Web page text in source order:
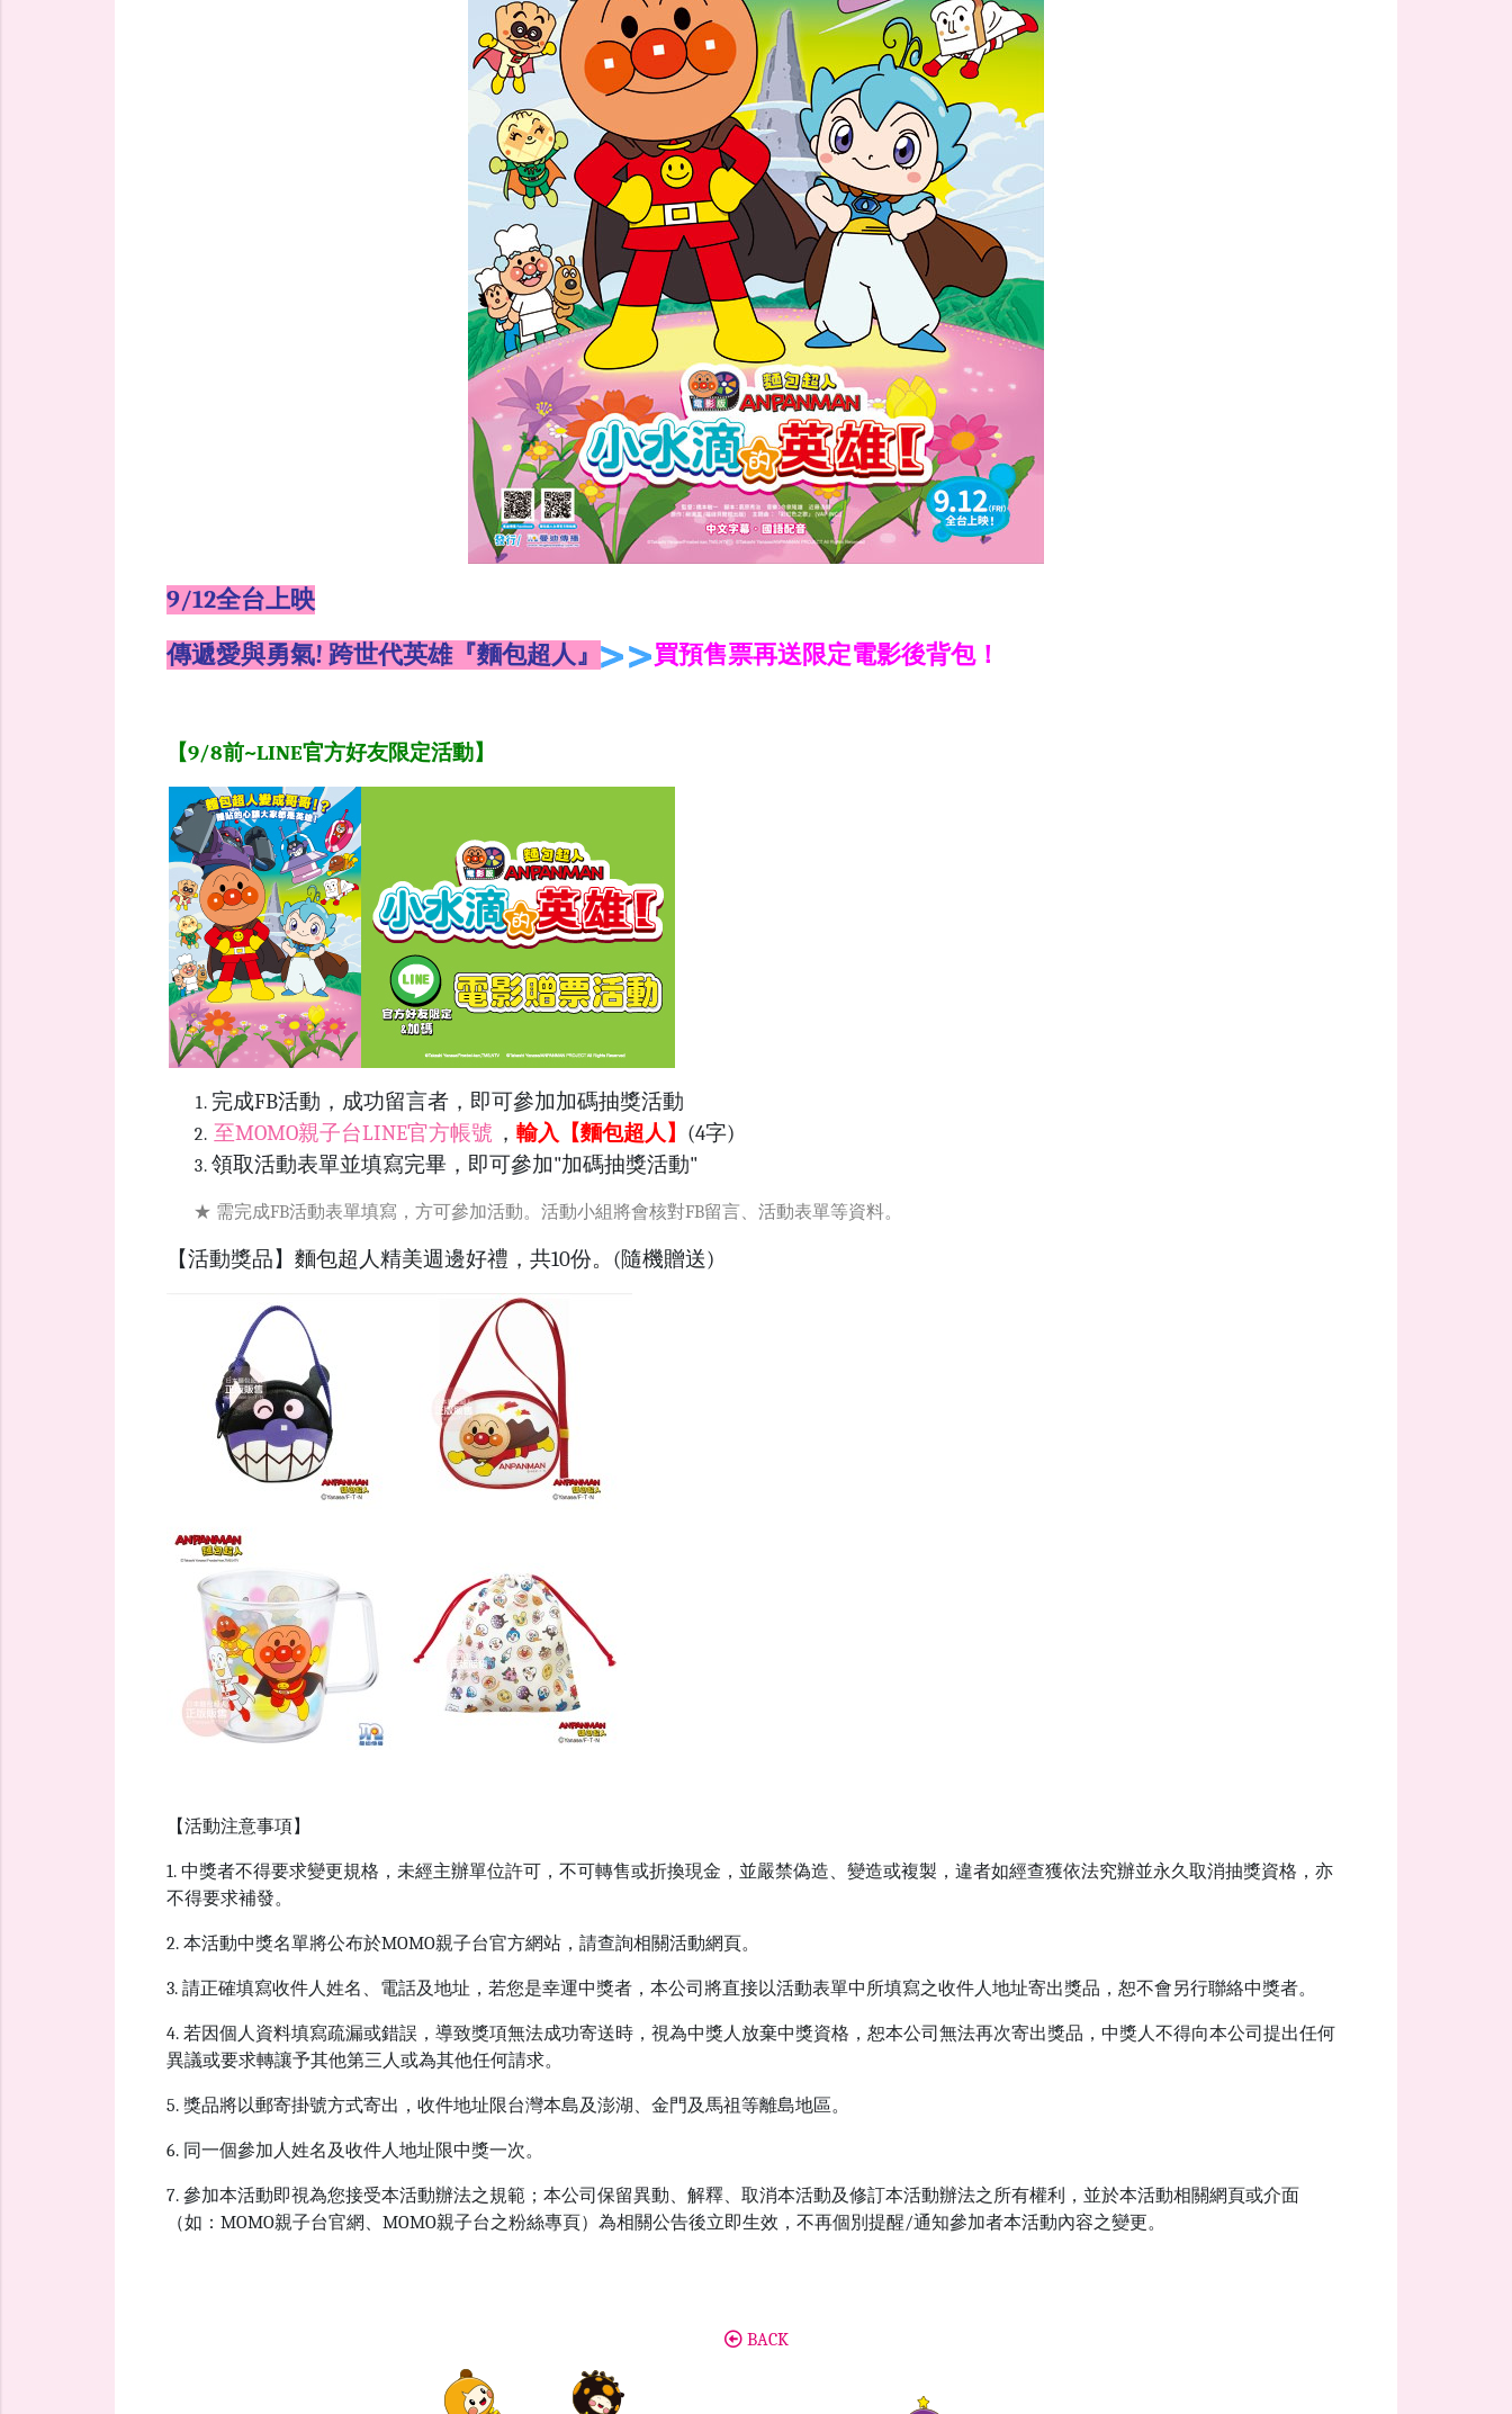
9/12全台上映
傳遞愛與勇氣! 跨世代英雄『麵包超人』
買預售票再送限定電影後背包！
【9/8前~LINE官方好友限定活動】
完成FB活動，成功留言者，即可參加加碼抽獎活動
至MOMO親子台LINE官方帳號 ， 輸入【麵包超人】 (4字)
領取活動表單並填寫完畢，即可參加"加碼抽獎活動"
★ 需完成FB活動表單填寫，方可參加活動。活動小組將會核對FB留言、活動表單等資料。
【活動獎品】麵包超人精美週邊好禮，共10份。(隨機贈送)
【活動注意事項】
1. 中獎者不得要求變更規格，未經主辦單位許可，不可轉售或折換現金，並嚴禁偽造、變造或複製，違者如經查獲依法究辦並永久取消抽獎資格，亦
不得要求補發。
2. 本活動中獎名單將公布於MOMO親子台官方網站，請查詢相關活動網頁。
3. 請正確填寫收件人姓名、電話及地址，若您是幸運中獎者，本公司將直接以活動表單中所填寫之收件人地址寄出獎品，恕不會另行聯絡中獎者。
4. 若因個人資料填寫疏漏或錯誤，導致獎項無法成功寄送時，視為中獎人放棄中獎資格，恕本公司無法再次寄出獎品，中獎人不得向本公司提出任何
異議或要求轉讓予其他第三人或為其他任何請求。
5. 獎品將以郵寄掛號方式寄出，收件地址限台灣本島及澎湖、金門及馬祖等離島地區。
6. 同一個參加人姓名及收件人地址限中獎一次。
7. 參加本活動即視為您接受本活動辦法之規範；本公司保留異動、解釋、取消本活動及修訂本活動辦法之所有權利，並於本活動相關網頁或介面
（如：MOMO親子台官網、MOMO親子台之粉絲專頁）為相關公告後立即生效，不再個別提醒/通知參加者本活動內容之變更。
BACK